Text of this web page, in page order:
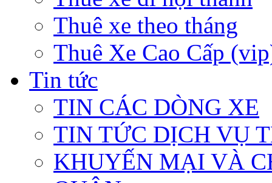
Thuê xe theo tháng
Thuê Xe Cao Cấp
Tin tức
TIN CÁC DÒNG XE
TIN TỨC DỊCH VỤ
KHUYẾN MẠI VÀ